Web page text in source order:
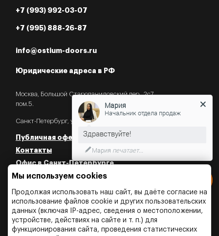
+7 (993) 992-03-07
+7 (995) 888-26-87
info@ostium-doors.ru
Юридические адреса в РФ
Москва, Большой Староданиловский пер., 2с7,
пом.5.
Санкт-Петербург, ул. Некрасова, 18.
Публичная оферта
Контакты
Офис в Санкт-Петербурге
Политика конфиденциальности
Политика об использовании Cookies
Политика об обработки персональных данных
Мы используем cookies
Продолжая использовать наш сайт, вы даёте согласие на
использование файлов cookie и других пользовательских
данных (включая IP-адрес, сведения о местоположении,
устройстве, действиях на сайте и т. п.) для
функционирования сайта, проведения статистических
Введите сообщение
Мария
Начальник отдела продаж
Здравствуйте!
Мария печатает...